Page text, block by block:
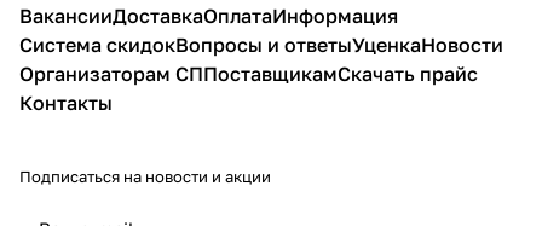
ВакансииДоставкаОплатаИнформация
Система скидокВопросы и ответыУценкаНовости
Организаторам СППоставщикамСкачать прайс
Контакты
Подписаться на новости и акции